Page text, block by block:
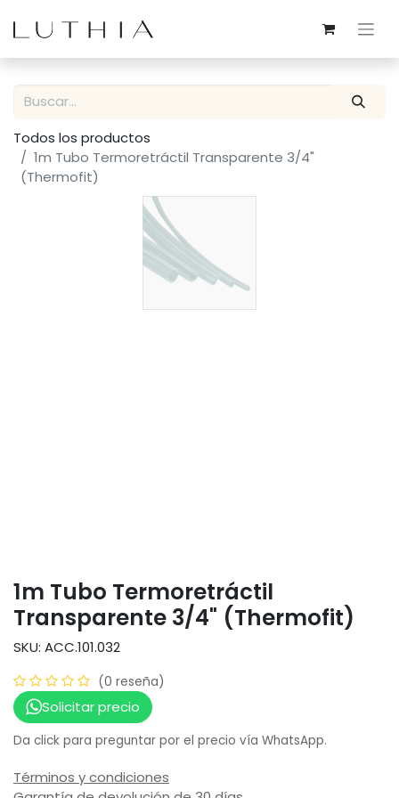
Todos los productos
1m Tubo Termoretráctil Transparente 3/4"
(Thermofit)
1m Tubo Termoretráctil
Transparente 3/4" (Thermofit)
SKU: ACC.101.032
(0 reseña)
Solicitar precio
Da click para preguntar por el precio vía WhatsApp.
Términos y condiciones